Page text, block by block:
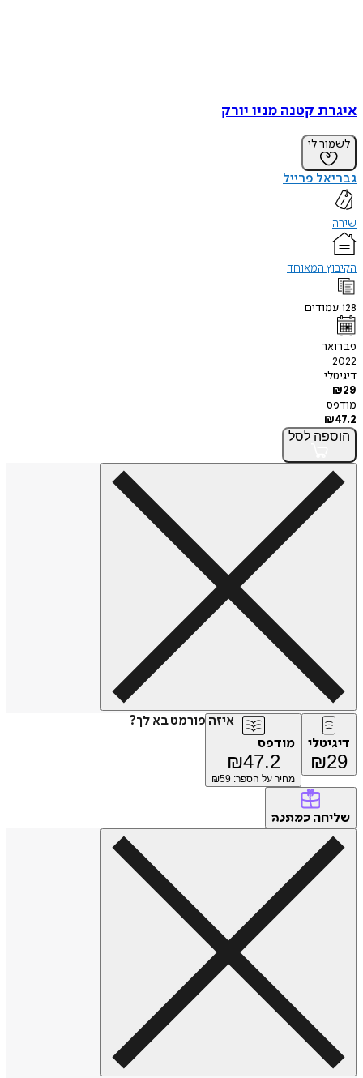
איגרת קטנה מניו יורק
לשמור לי
גבריאל פרייל
שירה
הקיבוץ המאוחד
128עמודים
פברואר
2022
דיגיטלי
₪29
מודפס
₪47.2
הוספה לסל
איזה פורמט בא לך?
דיגיטלי
₪29
מודפס
₪47.2
מחיר על הספר: ₪ 59
שליחה כמתנה